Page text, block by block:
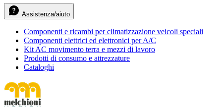
Assistenza/aiuto
Componenti e ricambi per climatizzazione veicoli speciali
Componenti elettrici ed elettronici per A/C
Kit AC movimento terra e mezzi di lavoro
Prodotti di consumo e attrezzature
Cataloghi